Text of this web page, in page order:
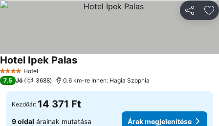
4 KategóriaHotel
Hotel Ipek Palas
7,5 Jó 3688 0.6 km-re innen: Hagia Szophia
Kezdőár: 14 371 Ft
9 oldal árainak mutatása Árak megjelenítése